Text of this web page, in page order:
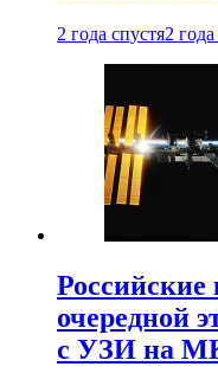
2 года спустя2
очередной
с УЗИ на